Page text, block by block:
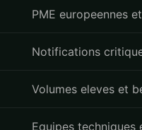
PME europeennes
Notifications
Volumes eleves et
Equipes techniques